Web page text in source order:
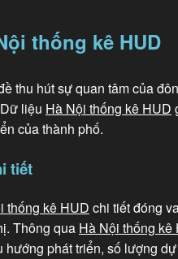
thống kê HUD
thu hút sự quan tâm của
liệu Hà Nội thống kê HUD
của thành phố.
tiết
thống kê HUD chi tiết đóng
Thông qua Hà Nội thống kê
hướng phát triển, số lượng